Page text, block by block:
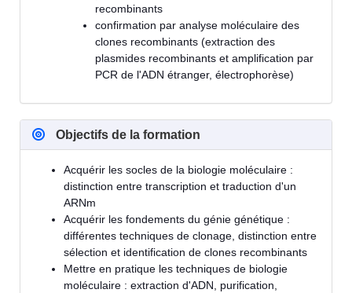
recombinants
confirmation par analyse moléculaire des
clones recombinants (extraction des
plasmides recombinants et amplification par
PCR de l'ADN étranger, électrophorèse)
Objectifs de la formation
Acquérir les socles de la biologie moléculaire :
distinction entre transcription et traduction d'un
ARNm
Acquérir les fondements du génie génétique :
différentes techniques de clonage, distinction entre
sélection et identification de clones recombinants
Mettre en pratique les techniques de biologie
moléculaire : extraction d'ADN, purification,